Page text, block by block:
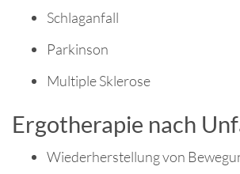
Schlaganfall
Parkinson
Multiple Sklerose
Ergotherapie nach
Wiederherstellung von